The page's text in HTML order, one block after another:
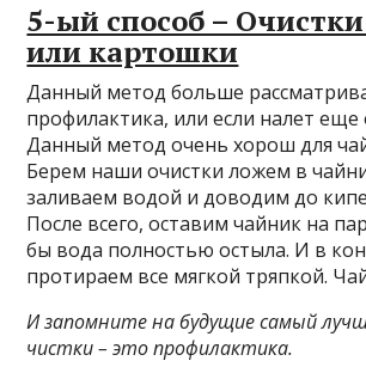
5-ый способ –
или картошки
Данный метод больше
профилактика, или если налет еще
Данный метод очень хорош для
Берем наши очистки ложем в
заливаем водой и доводим до
После всего, оставим чайник на
бы вода полностью остыла. И в
протираем все мягкой тряпкой.
И запомните на будущие самый
чистки – это профилактика.